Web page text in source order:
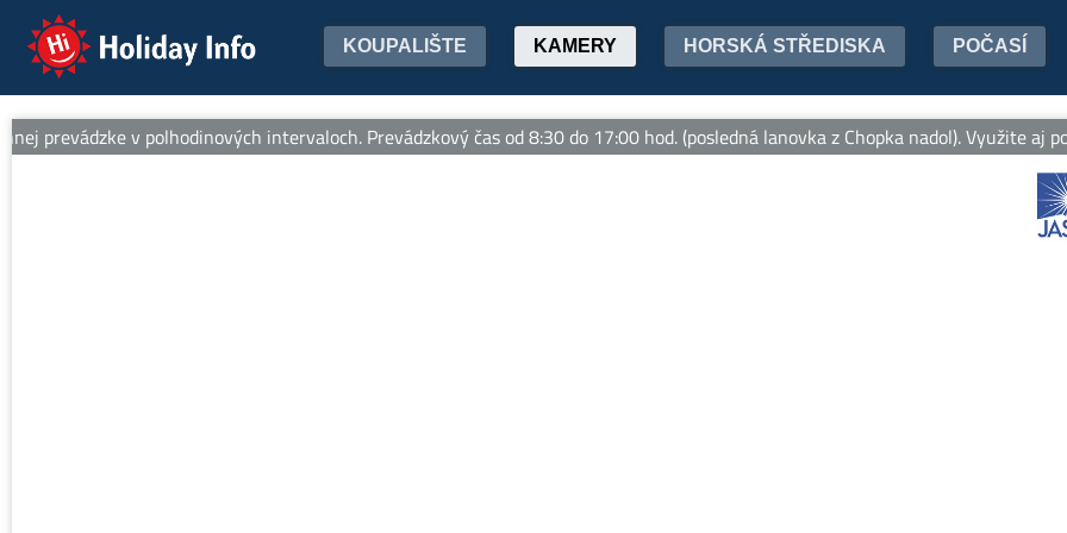
Holiday Info KOUPALIŠTE KAMERY HORSKÁ STŘEDISKA POČASÍ
prevádzke v polhodinových intervaloch. Prevádzkový čas od 8:30 do 17:00 hod. (posledná lanovka z Chopka nadol). Využite aj